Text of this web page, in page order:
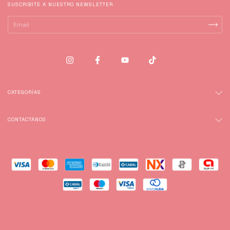
SUSCRIBITE A NUESTRO NEWSLETTER
CATEGORÍAS
CONTACTÁNOS